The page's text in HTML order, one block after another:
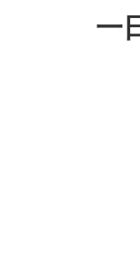
一